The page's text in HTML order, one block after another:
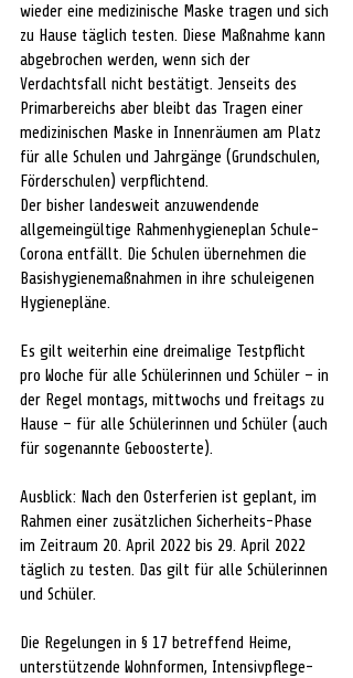
wieder eine medizinische Maske tragen und sich
zu Hause täglich testen. Diese Maßnahme kann
abgebrochen werden, wenn sich der
Verdachtsfall nicht bestätigt. Jenseits des
Primarbereichs aber bleibt das Tragen einer
medizinischen Maske in Innenräumen am Platz
für alle Schulen und Jahrgänge (Grundschulen,
Förderschulen) verpflichtend.
Der bisher landesweit anzuwendende
allgemeingültige Rahmenhygieneplan Schule-
Corona entfällt. Die Schulen übernehmen die
Basishygienemaßnahmen in ihre schuleigenen
Hygienepläne.
Es gilt weiterhin eine dreimalige Testpflicht
pro Woche für alle Schülerinnen und Schüler – in
der Regel montags, mittwochs und freitags zu
Hause – für alle Schülerinnen und Schüler (auch
für sogenannte Geboosterte).
Ausblick: Nach den Osterferien ist geplant, im
Rahmen einer zusätzlichen Sicherheits-Phase
im Zeitraum 20. April 2022 bis 29. April 2022
täglich zu testen. Das gilt für alle Schülerinnen
und Schüler.
Die Regelungen in § 17 betreffend Heime,
unterstützende Wohnformen, Intensivpflege-